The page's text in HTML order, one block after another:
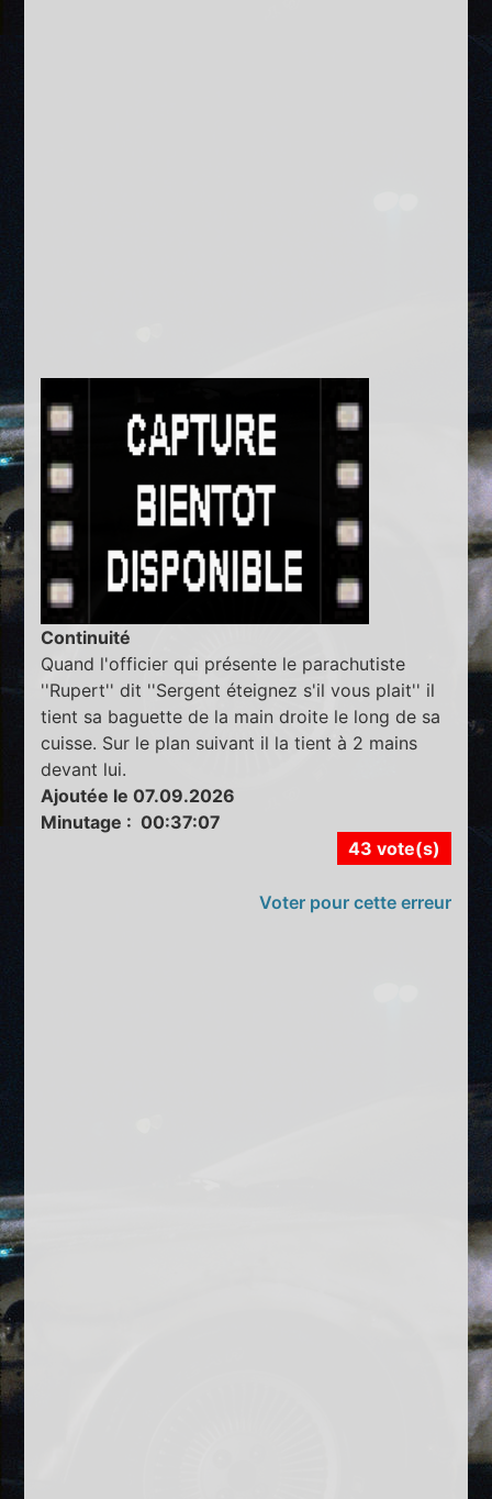
Continuité
Quand l'officier qui présente le parachutiste
''Rupert'' dit ''Sergent éteignez s'il vous plait'' il
tient sa baguette de la main droite le long de sa
cuisse. Sur le plan suivant il la tient à 2 mains
devant lui.
Ajoutée le 07.09.2026
Minutage : 00:37:07
43 vote(s)
Voter pour cette erreur